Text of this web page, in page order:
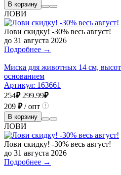
В корзину
ЛОВИ
Лови скидку! -30% весь август!
до 31 августа 2026
Подробнее →
Миска для животных 14 см,
основанием
Артикул: 163661
254₽ 299.99₽
209 ₽/ опт
В корзину
ЛОВИ
Лови скидку! -30% весь август!
до 31 августа 2026
Подробнее →